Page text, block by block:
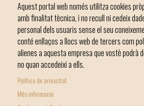
Footer
menu
Inici Ajuntament El nostre municipi
Telèfon 971 84 91 00 - CIF:
Aquest portal web només utilitza cookies
amb finalitat tècnica, i no recull ni cedeix
personal dels usuaris sense el seu
conté enllaços a llocs web de tercers com
alienes a aquesta empresa que vostè podrà
no quan accedeixi a ells.
Política de privacitat
Més informació